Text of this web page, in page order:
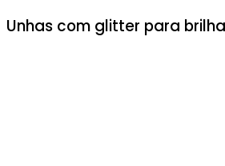
Unhas com glitter para